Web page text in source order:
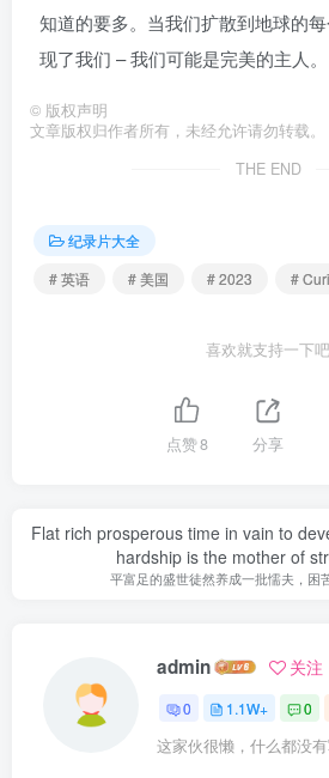
知道的要多。当我们扩散到地球的
现了我们 – 我们可能是完美的主人。
© 版权声明
文章版权归作者所有，未经允许请勿转载。
THE END
纪录片大全
# 英语
# 美国 # 2023 #
喜欢就支持一下吧
点赞8 分享
Flat rich prosperous time in vain to
hardship is the mother of
平富足的盛世徒然养成一批懦夫，困
admin 关注
0 1.1W+ 0
这家伙很懒，什么都没